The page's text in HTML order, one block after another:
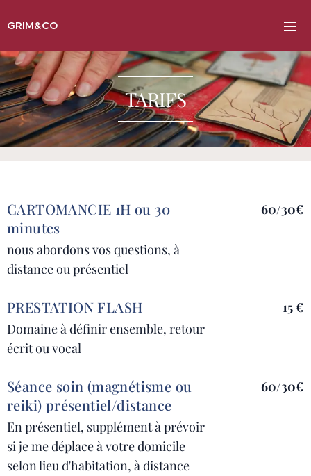
GRIM&CO
TARIFS
CARTOMANCIE 1H ou 30
minutes
nous abordons vos questions, à
distance ou présentiel
60/30€
PRESTATION FLASH
Domaine à définir ensemble, retour
écrit ou vocal
15 €
Séance soin (magnétisme ou
reiki) présentiel/distance
En présentiel, supplément à prévoir
si je me déplace à votre domicile
selon lieu d'habitation, à distance
60/30€